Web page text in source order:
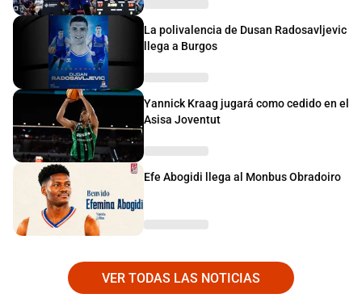
La polivalencia de Dusan Radosavljevic
llega a Burgos
Yannick Kraag jugará como cedido en el
Asisa Joventut
Efe Abogidi llega al Monbus Obradoiro
VER TODAS LAS NOTICIAS